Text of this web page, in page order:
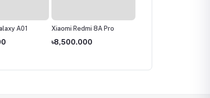
A01 Xiaomi Redmi 8A Pro
৳8,500.000